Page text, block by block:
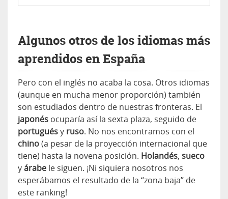
Algunos otros de los idiomas más
aprendidos en España
Pero con el inglés no acaba la cosa. Otros idiomas
(aunque en mucha menor proporción) también
son estudiados dentro de nuestras fronteras. El
japonés ocuparía así la sexta plaza, seguido de
portuguésy ruso. No nos encontramos con el
chino(a pesar de la proyección internacional que
tiene) hasta la novena posición. Holandés, sueco
yárabe le siguen. ¡Ni siquiera nosotros nos
esperábamos el resultado de la “zona baja” de
este ranking!